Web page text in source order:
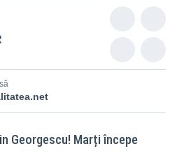
Georgescu! Marți începe